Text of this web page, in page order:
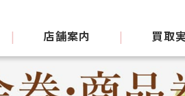
| 店舗案内 | 買取